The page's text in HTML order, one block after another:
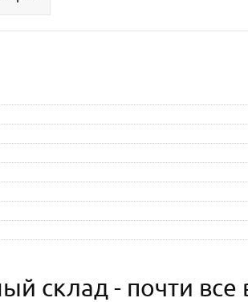
склад - почти все